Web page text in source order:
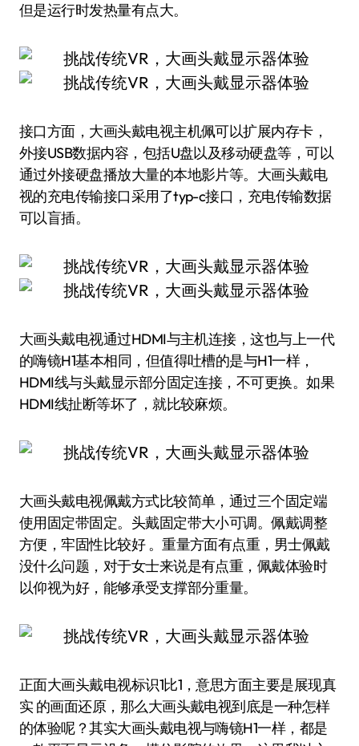
但是运行时发热量有点大。
接口方面，大画头戴电视主机佩可以扩展内存卡，
外接USB数据内容，包括U盘以及移动硬盘等，可以
通过外接硬盘播放大量的本地影片等。大画头戴电
视的充电传输接口采用了typ-c接口，充电传输数据
可以盲插。
大画头戴电视通过HDMI与主机连接，这也与上一代
的嗨镜H1基本相同，但值得吐槽的是与H1一样，
HDMI线与头戴显示部分固定连接，不可更换。如果
HDMI线扯断等坏了，就比较麻烦。
大画头戴电视佩戴方式比较简单，通过三个固定端
使用固定带固定。头戴固定带大小可调。佩戴调整
方便，牢固性比较好 。重量方面有点重，男士佩戴
没什么问题，对于女士来说是有点重，佩戴体验时
以仰视为好，能够承受支撑部分重量。
正面大画头戴电视标识1比1，意思方面主要是展现真
实 的画面还原，那么大画头戴电视到底是一种怎样
的体验呢？其实大画头戴电视与嗨镜H1一样，都是